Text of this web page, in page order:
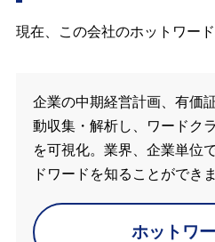
現在、この会社のホットワー
企業の中期経営計画、有価
動収集・解析し、ワードク
を可視化。業界、企業単位
ドワードを知ることができま
ホットワ